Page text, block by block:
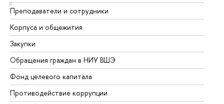
Я
Преподаватели и сотрудники
Корпуса и общежития
Закупки
Обращения граждан в НИУ ВШЭ
Фонд целевого капитала
Противодействие коррупции